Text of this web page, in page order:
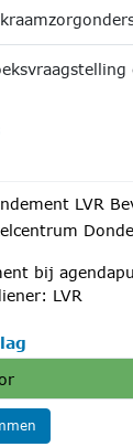
LVR
bij
LVR